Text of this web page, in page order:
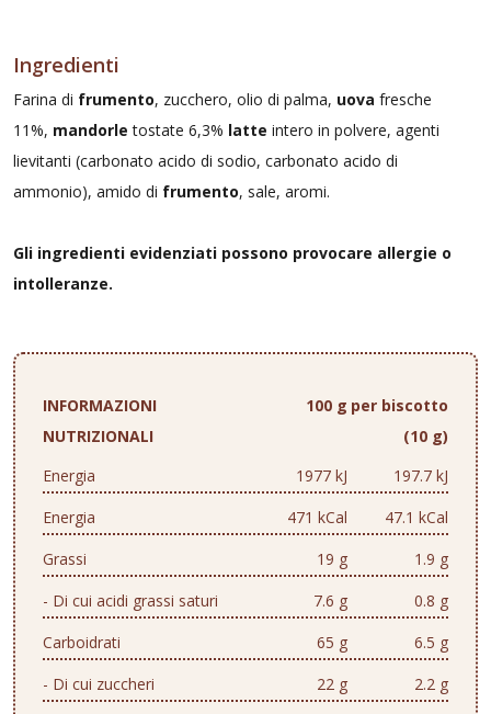
Ingredienti
Farina di frumento, zucchero, olio di palma, uova fresche
11%, mandorle tostate 6,3% latte intero in polvere, agenti
lievitanti (carbonato acido di sodio, carbonato acido di
ammonio), amido di frumento, sale, aromi.
Gli ingredienti evidenziati possono provocare allergie o
intolleranze.
INFORMAZIONI
NUTRIZIONALI
100 g per biscotto
(10 g)
Energia
1977 kJ
197.7 kJ
Energia
471 kCal
47.1 kCal
Grassi
19 g
1.9 g
- Di cui acidi grassi saturi
7.6 g
0.8 g
Carboidrati
65 g
6.5 g
- Di cui zuccheri
22 g
2.2 g